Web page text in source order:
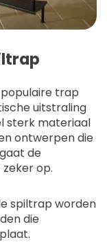
trap
uitstraling
sterk materiaal
ontwerpen die
de
zeker op.
spiltrap worden
die